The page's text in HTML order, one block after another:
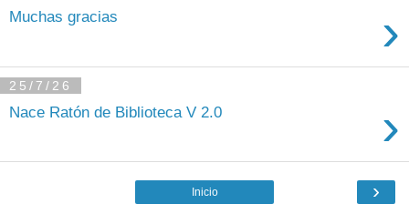
Muchas gracias ›
25/7/26
Nace Ratón de Biblioteca V 2.0 ›
›
Inicio